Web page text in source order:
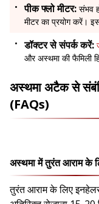
पीक फ्लो मीटर: संभव
मीटर का प्रयोग करें।
डॉक्टर से संपर्क करें:
और अस्थमा की फैमिली
अस्थमा अटैक से
(FAQs)
अस्थमा में तुरंत आराम के
तुरंत आराम के लिए